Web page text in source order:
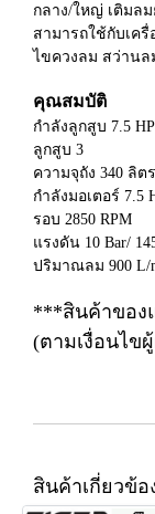
กลาง/ใหญ่ เติมล
สามารถใช้กับเค
ไขควงลม สว่าน
คุณสมบัติ
กำลังลูกสูบ 7.5 HP
ลูกสูบ 3
ความจุถัง 340 ลิตร
กำลังมอเตอร์ 7.5
รอบ 2850 RPM
แรงดัน 10 Bar/
ปริมาณลม 900 L/
***สินค้าของ
(ตามเงื่อนไข
สินค้าเกี่ยวข้อ